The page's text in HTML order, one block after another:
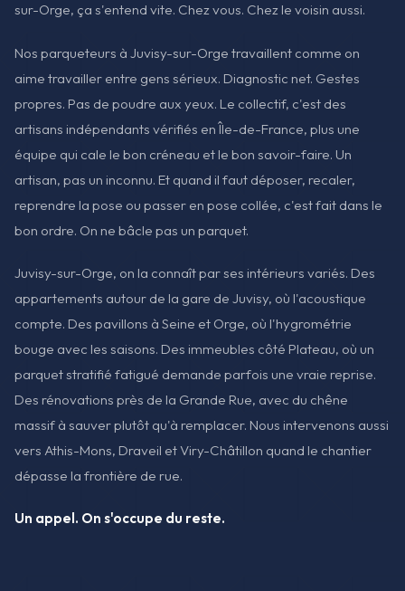
sur-Orge, ça s'entend vite. Chez vous. Chez le voisin aussi.
Nos parqueteurs à Juvisy-sur-Orge travaillent comme on
aime travailler entre gens sérieux. Diagnostic net. Gestes
propres. Pas de poudre aux yeux. Le collectif, c'est des
artisans indépendants vérifiés en Île-de-France, plus une
équipe qui cale le bon créneau et le bon savoir-faire. Un
artisan, pas un inconnu. Et quand il faut déposer, recaler,
reprendre la pose ou passer en pose collée, c'est fait dans le
bon ordre. On ne bâcle pas un parquet.
Juvisy-sur-Orge, on la connaît par ses intérieurs variés. Des
appartements autour de la gare de Juvisy, où l'acoustique
compte. Des pavillons à Seine et Orge, où l'hygrométrie
bouge avec les saisons. Des immeubles côté Plateau, où un
parquet stratifié fatigué demande parfois une vraie reprise.
Des rénovations près de la Grande Rue, avec du chêne
massif à sauver plutôt qu'à remplacer. Nous intervenons aussi
vers Athis-Mons, Draveil et Viry-Châtillon quand le chantier
dépasse la frontière de rue.
Un appel. On s'occupe du reste.